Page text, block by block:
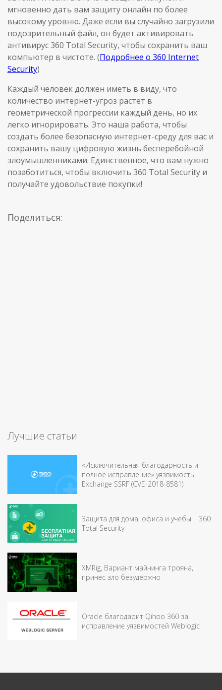
мгновенно дать вам защиту онлайн по более
высокому уровню. Даже если вы случайно загрузили
подозрительный файл, он будет активировать
антивирус 360 Total Security, чтобы сохранить ваш
компьютер в чистоте. (Подробнее о 360 Internet
Security)
Каждый человек должен иметь в виду, что
количество интернет-угроз растет в
геометрической прогрессии каждый день, но их
легко игнорировать. Это наша работа, чтобы
создать более безопасную интернет-среду для вас и
сохранить вашу цифровую жизнь бесперебойной
злоумышленниками. Единственное, что вам нужно
позаботиться, чтобы включить 360 Total Security и
получайте удовольствие покупки!
Поделиться:
Лучшие статьи
«Исключительная благодарность и
полное исправление» уязвимость
Exchange SSRF (CVE-2018-8581)
Защита для дома, офиса и учебы | 360
Total Security
XMRig, Вариант майнинга трояна,
принес зло безудержно
Oracle благодарит Qihoo 360 за
исправление уязвимостей Weblogic